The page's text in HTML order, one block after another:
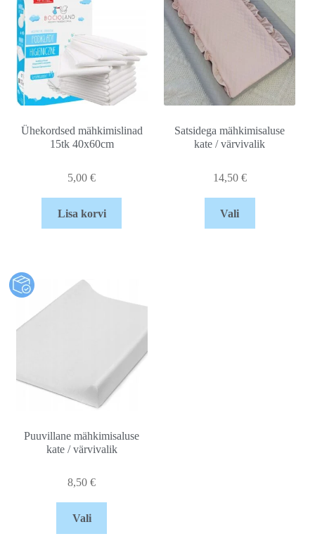
Ühekordsed mähkimislinad
15tk 40x60cm
5,00€
Lisa korvi
Satsidega mähkimisaluse
kate / värvivalik
14,50 €
Vali
Puuvillane mähkimisaluse
kate / värvivalik
8,50€
Vali